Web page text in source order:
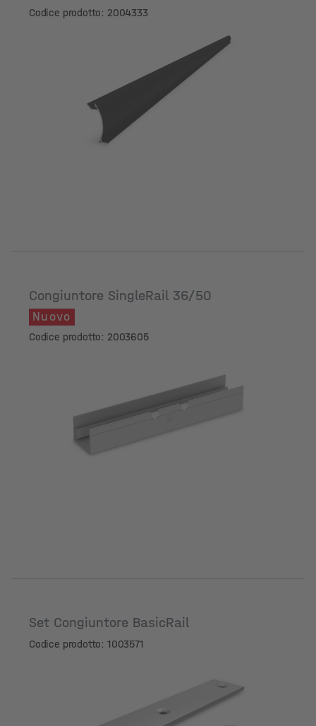
Codice prodotto: 2004333
Congiuntore SingleRail 36/50
Nuovo
Codice prodotto: 2003605
Set Congiuntore BasicRail
Codice prodotto: 1003571